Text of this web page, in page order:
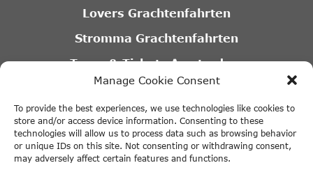
Manage Cookie Consent
To provide the best experiences, we use technologies like cookies to
store and/or access device information. Consenting to these
technologies will allow us to process data such as browsing behavior
or unique IDs on this site. Not consenting or withdrawing consent,
may adversely affect certain features and functions.
Lovers Grachtenfahrten
Stromma Grachtenfahrten
Tours & Tickets Amsterdam
Canal Motorboats
Eco Boats Amsterdam
A’DAM VR Game Park
Partner